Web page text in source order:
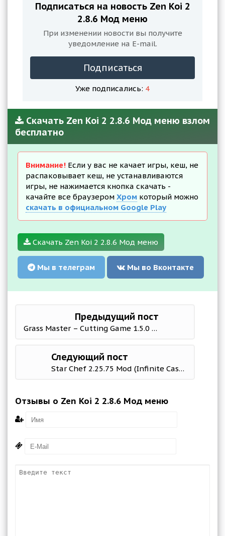
Подписаться на новость Zen Koi 2
2.8.6 Мод меню
При изменении новости вы получите
уведомление на E-mail.
Подписаться
Уже подписались: 4
Скачать Zen Koi 2 2.8.6 Мод меню взлом
бесплатно
Внимание! Если у вас не качает игры, кеш, не
распаковывает кеш, не устанавливаются
игры, не нажимается кнопка скачать -
качайте все браузером Хром который можно
скачать в официальном Google Play
Скачать Zen Koi 2 2.8.6 Мод меню
Мы в телеграм Мы во Вконтакте
Предыдущий пост
Grass Master – Cutting Game 1.5.0 Mod (Free Shopping)
Следующий пост
Star Chef 2.25.75 Mod (Infinite Cash/Coin)
Отзывы о Zen Koi 2 2.8.6 Мод меню